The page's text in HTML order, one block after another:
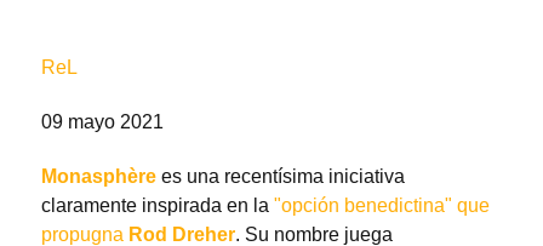
ReL
09 mayo 2021
Monasphère es una recentísima iniciativa
claramente inspirada en la "opción benedictina" que
propugna Rod Dreher. Su nombre juega